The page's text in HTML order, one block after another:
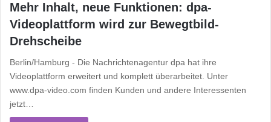
Mehr Inhalt, neue Funktionen: dpa-
Videoplattform wird zur Bewegtbild-
Drehscheibe
Berlin/Hamburg - Die Nachrichtenagentur dpa hat ihre
Videoplattform erweitert und komplett überarbeitet. Unter
www.dpa-video.com finden Kunden und andere Interessenten
jetzt…